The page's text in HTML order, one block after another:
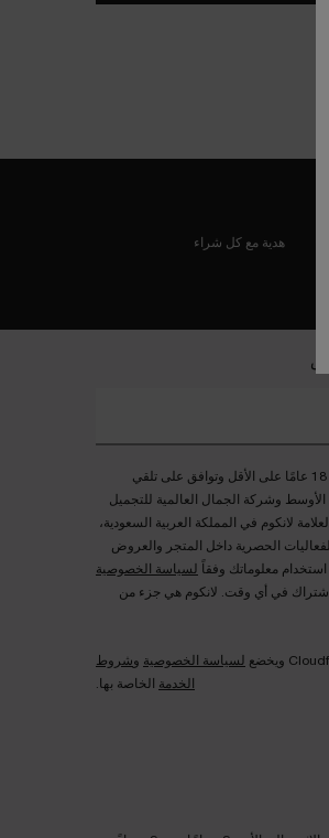
هدية مع كل شراء
إنك تؤكد أنك تبلغ من العمر 18 عامًا على الأقل وتوافق على تلقي
وشركة الجمال العالمية للتجميل
لانكوم في المملكة العربية السعودية،
الحصرية داخل المتجر والعروض
معلوماتك وفقاً
لسياسة الخصوصية
الاشتراك في أي وقت. لانكوم هي جزء من
لسياسة الخصوصية وشروط
الخدمة الخاصة بها.